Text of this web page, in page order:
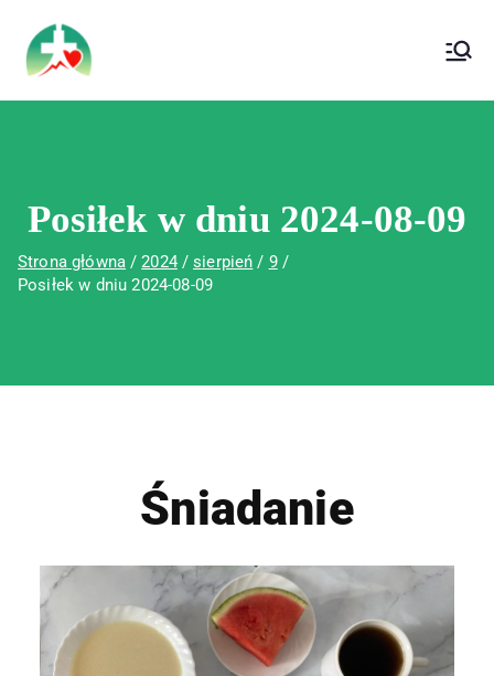
Wojewódzki Szpital Specjalistyczny im.
Św. Rafała w Czerwonej Górze
Posiłek w dniu 2024-08-09
Strona główna 2024 sierpień
9
Posiłek w dniu 2024-08-09
Śniadanie